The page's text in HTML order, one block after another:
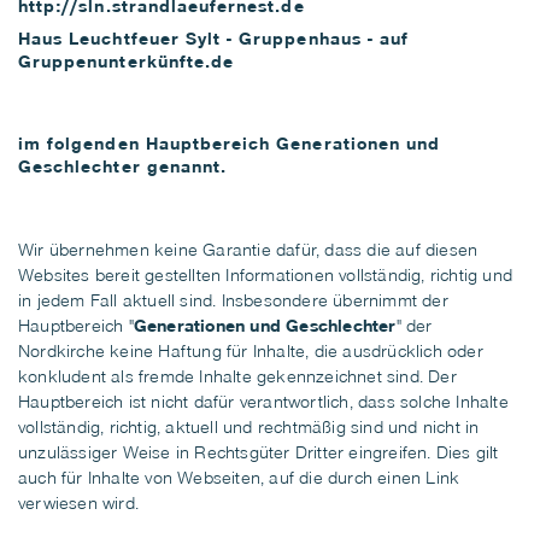
http://sln.strandlaeufernest.de
Haus Leuchtfeuer Sylt - Gruppenhaus - auf
Gruppenunterkünfte.de
im folgenden Hauptbereich Generationen und
Geschlechter genannt.
Wir übernehmen keine Garantie dafür, dass die auf diesen
Websites bereit gestellten Informationen vollständig, richtig und
in jedem Fall aktuell sind. Insbesondere übernimmt der
Hauptbereich "Generationen und Geschlechter" der
Nordkirche keine Haftung für Inhalte, die ausdrücklich oder
konkludent als fremde Inhalte gekennzeichnet sind. Der
Hauptbereich ist nicht dafür verantwortlich, dass solche Inhalte
vollständig, richtig, aktuell und rechtmäßig sind und nicht in
unzulässiger Weise in Rechtsgüter Dritter eingreifen. Dies gilt
auch für Inhalte von Webseiten, auf die durch einen Link
verwiesen wird.